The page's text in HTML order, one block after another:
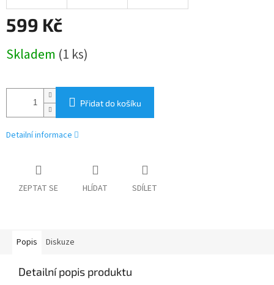
599 Kč
cena:
Skladem (1 ks)
Přidat do košíku
Detailní informace
ZEPTAT SE HLÍDAT SDÍLET
Popis Diskuze
Detailní popis produktu